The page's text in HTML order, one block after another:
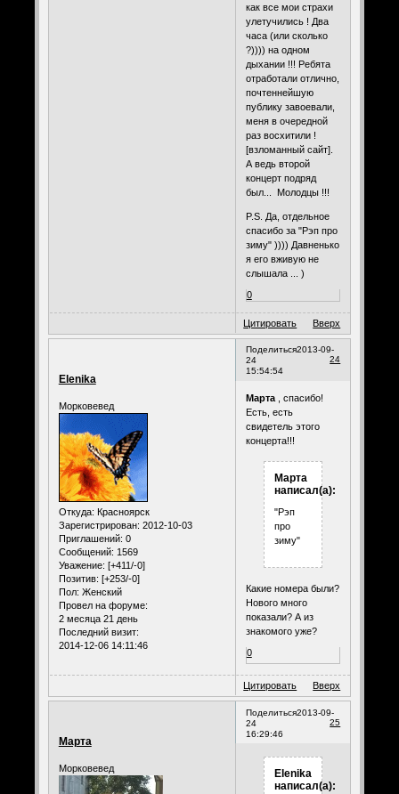
как все мои страхи
улетучились ! Два
часа (или сколько
?)))) на одном
дыхании !!! Ребята
отработали отлично,
почтеннейшую
публику завоевали,
меня в очередной
раз восхитили !
[взломанный сайт].
А ведь второй
концерт подряд
был... Молодцы !!!
P.S. Да, отдельное
спасибо за "Рэп про
зиму" )))) Давненько
я его вживую не
слышала ... )
0
Цитировать Вверх
Поделиться
24
2013-09-
24
15:54:54
Elenika
Морковевед
Откуда: Красноярск
Зарегистрирован: 2012-10-03
Приглашений: 0
Сообщений: 1569
Уважение: [+411/-0]
Позитив: [+253/-0]
Пол: Женский
Провел на форуме:
2 месяца 21 день
Последний визит:
2014-12-06 14:11:46
Марта, спасибо!
Есть, есть
свидетель этого
концерта!!!
Марта
написал(а):
"Рэп
про
зиму"
Какие номера были?
Нового много
показали? А из
знакомого уже?
0
Цитировать Вверх
Поделиться
25
2013-09-
24
16:29:46
Марта
Морковевед
Elenika
написал(а):